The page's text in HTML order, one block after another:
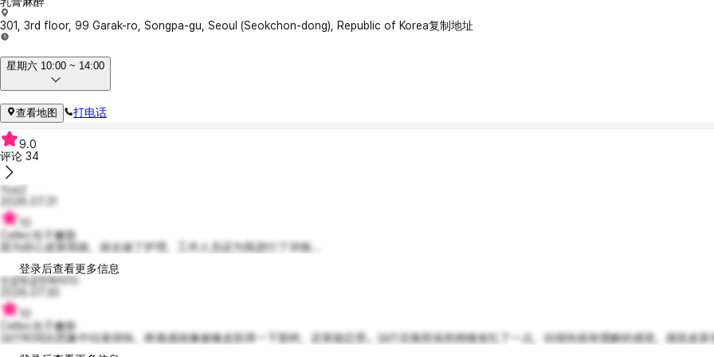
301, 3rd floor, 99 Garak-ro, Songpa-gu, Seoul (Seokchon-dong), Republic of Korea复制地址
星期六 10:00 ~ 14:00
查看地图 打电话
9.0
评论 34
Yoe2
2026.07.31
10
Cellec光子嫩肤
因为担心皮肤瑕疵，就去做了护理，工作人员还为我进行了详细...
登录后查看更多信息
싱글벙글한페피10
2026.07.30
10
Cellec光子嫩肤
治疗时间比想象中结束得快，疼痛感就像被橡皮筋弹一下那样，还算能忍受。治疗后脸部虽然稍微发红了一点，但很快就有缓解的感觉，感觉皮肤